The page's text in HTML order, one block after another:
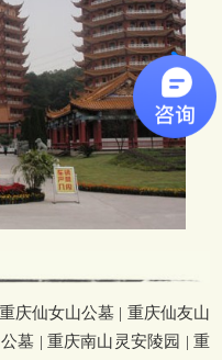
重庆仙女山公墓 | 重庆仙友山
墓 | 重庆南山灵安陵园 | 重